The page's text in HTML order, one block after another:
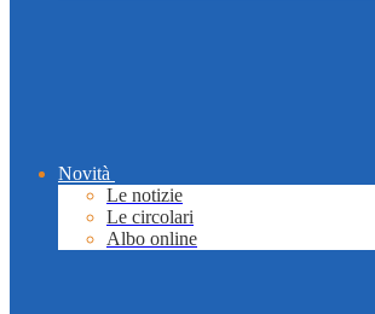
Novità
Le notizie
Le circolari
Albo online